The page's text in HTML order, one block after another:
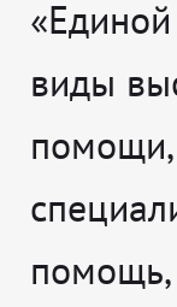
виды